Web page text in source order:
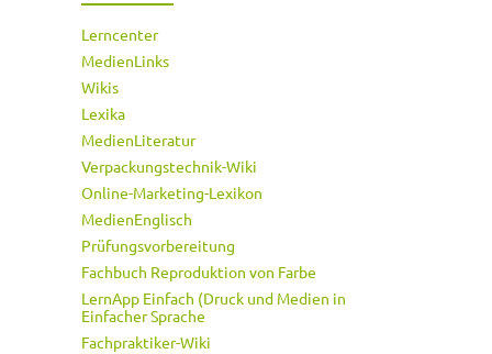
Lerncenter
MedienLinks
Wikis
Lexika
MedienLiteratur
Verpackungstechnik-Wiki
Online-Marketing-Lexikon
MedienEnglisch
Prüfungsvorbereitung
Fachbuch Reproduktion von Farbe
LernApp Einfach (Druck und Medien in
Einfacher Sprache
Fachpraktiker-Wiki